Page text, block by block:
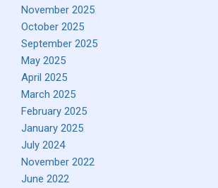
November 2025
October 2025
September 2025
May 2025
April 2025
March 2025
February 2025
January 2025
July 2024
November 2022
June 2022